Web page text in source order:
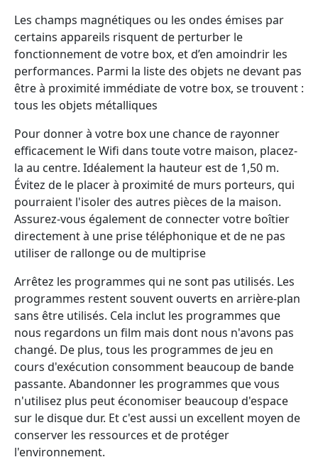
Les champs magnétiques ou les ondes émises par
certains appareils risquent de perturber le
fonctionnement de votre box, et d’en amoindrir les
performances. Parmi la liste des objets ne devant pas
être à proximité immédiate de votre box, se trouvent :
tous les objets métalliques
Pour donner à votre box une chance de rayonner
efficacement le Wifi dans toute votre maison, placez-
la au centre. Idéalement la hauteur est de 1,50 m.
Évitez de le placer à proximité de murs porteurs, qui
pourraient l'isoler des autres pièces de la maison.
Assurez-vous également de connecter votre boîtier
directement à une prise téléphonique et de ne pas
utiliser de rallonge ou de multiprise
Arrêtez les programmes qui ne sont pas utilisés. Les
programmes restent souvent ouverts en arrière-plan
sans être utilisés. Cela inclut les programmes que
nous regardons un film mais dont nous n'avons pas
changé. De plus, tous les programmes de jeu en
cours d'exécution consomment beaucoup de bande
passante. Abandonner les programmes que vous
n'utilisez plus peut économiser beaucoup d'espace
sur le disque dur. Et c'est aussi un excellent moyen de
conserver les ressources et de protéger
l'environnement.